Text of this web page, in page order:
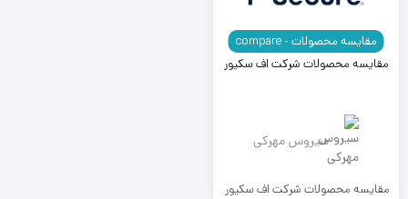
مقایسه محصولات - compare
مقایسه محصولات شرکت اف سکیور
سیروس مهرکی
مقایسه محصولات شرکت اف سکیور